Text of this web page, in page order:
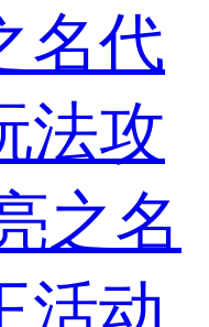
名代
法攻
之名
活动